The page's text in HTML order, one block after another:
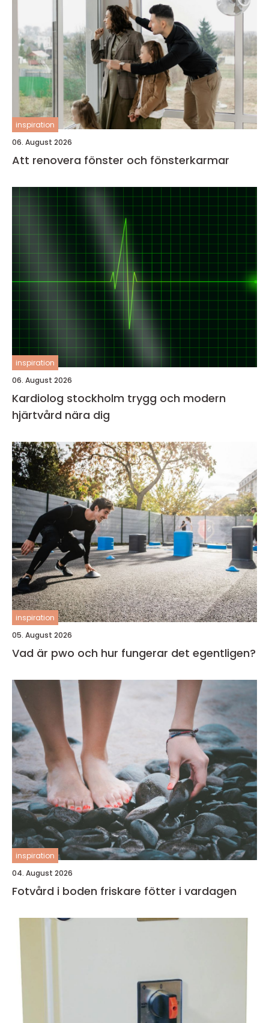
inspiration
06. August 2026
Att renovera fönster och fönsterkarmar
inspiration
06. August 2026
Kardiolog stockholm trygg och modern
hjärtvård nära dig
inspiration
05. August 2026
Vad är pwo och hur fungerar det egentligen?
inspiration
04. August 2026
Fotvård i boden friskare fötter i vardagen